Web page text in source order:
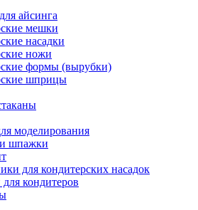
айсинга
мешки
насадки
ножи
формы (вырубки)
шприцы
моделирования
шпажки
для кондитерских насадок
кондитеров